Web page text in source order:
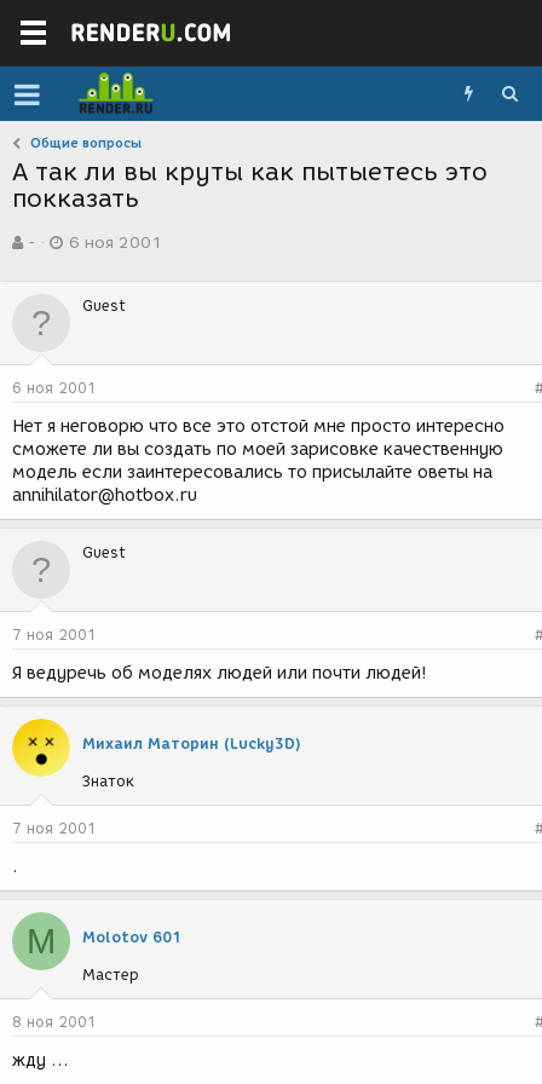
Общие вопросы
А так ли вы круты как пытыетесь это
покказать
в
р
-
а
д
н
и
я
6 ноя 2001
Guest
6 ноя 2001
Нет я неговорю что все это отстой мне просто интересно
сможете ли вы создать по моей зарисовке качественную
модель если заинтересовались то присылайте оветы на
annihilator@hotbox.ru
Guest
7 ноя 2001
Я ведуречь об моделях людей или почти людей!
Михаил Маторин (Lucky3D)
Знаток
7 ноя 2001
.
M Molotov 601
Мастер
8 ноя 2001
жду ...